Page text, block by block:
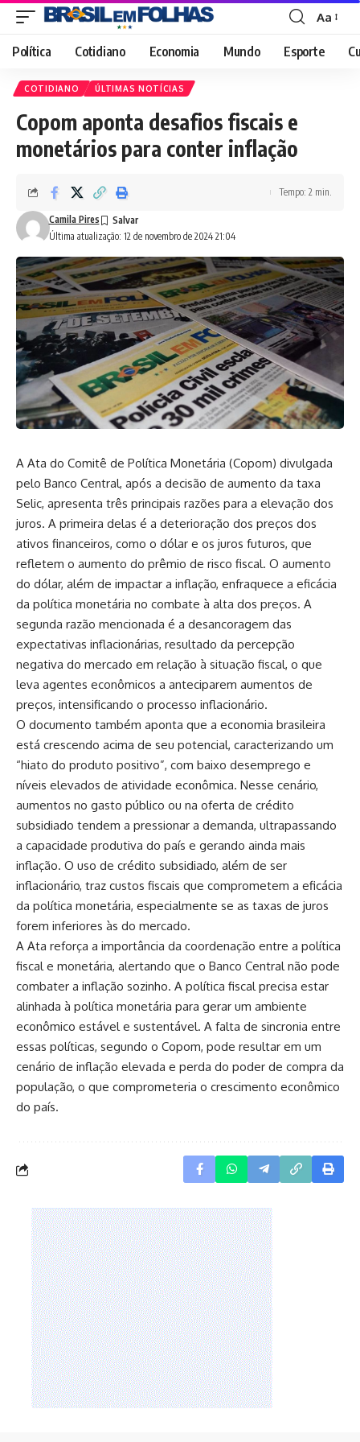
Font
Resizer
Aa
Política Cotidiano Economia Mundo Esporte
COTIDIANO ÚLTIMAS NOTÍCIAS
Copom aponta desafios fiscais e
monetários para conter inflação
Última atualização: 12 de novembro de 2024 21:04
Camila Pires
Tempo: 2 min.
A Ata do Comitê de Política Monetária (Copom) divulgada
pelo Banco Central, após a decisão de aumento da taxa
Selic, apresenta três principais razões para a elevação dos
juros. A primeira delas é a deterioração dos preços dos
ativos financeiros, como o dólar e os juros futuros, que
refletem o aumento do prêmio de risco fiscal. O aumento
do dólar, além de impactar a inflação, enfraquece a eficácia
da política monetária no combate à alta dos preços. A
segunda razão mencionada é a desancoragem das
expectativas inflacionárias, resultado da percepção
negativa do mercado em relação à situação fiscal, o que
leva agentes econômicos a anteciparem aumentos de
preços, intensificando o processo inflacionário.
O documento também aponta que a economia brasileira
está crescendo acima de seu potencial, caracterizando um
“hiato do produto positivo”, com baixo desemprego e
níveis elevados de atividade econômica. Nesse cenário,
aumentos no gasto público ou na oferta de crédito
subsidiado tendem a pressionar a demanda, ultrapassando
a capacidade produtiva do país e gerando ainda mais
inflação. O uso de crédito subsidiado, além de ser
inflacionário, traz custos fiscais que comprometem a eficácia
da política monetária, especialmente se as taxas de juros
forem inferiores às do mercado.
A Ata reforça a importância da coordenação entre a política
fiscal e monetária, alertando que o Banco Central não pode
combater a inflação sozinho. A política fiscal precisa estar
alinhada à política monetária para gerar um ambiente
econômico estável e sustentável. A falta de sincronia entre
essas políticas, segundo o Copom, pode resultar em um
cenário de inflação elevada e perda do poder de compra da
população, o que comprometeria o crescimento econômico
do país.